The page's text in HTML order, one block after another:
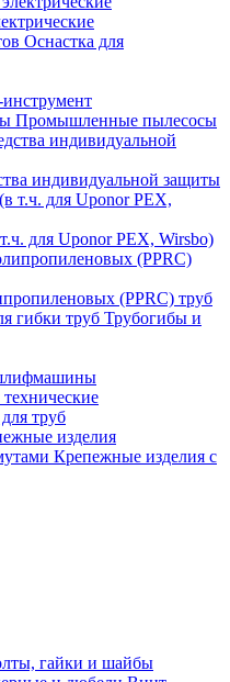
Оснастка для
Промышленные пылесосы
индивидуальной защиты
для Uponor PEX, Wirsbo)
(PPRC) труб
Трубогибы и
труб
изделия
Крепежные изделия с
гайки и шайбы